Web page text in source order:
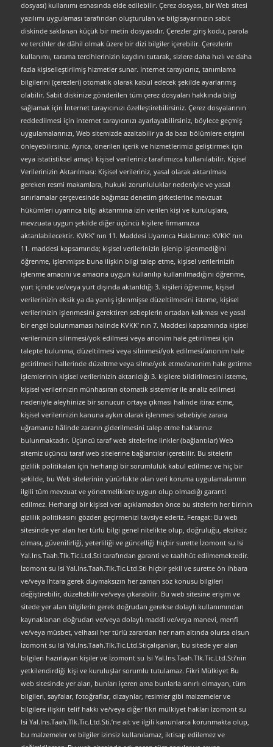
dosyası) kullanımı esnasında elde edilebilir. Çerez dosyası, bir Web sitesi
yazılımı uygulaması tarafından oluşturulan ve bilgisayarınızın sabit
diskinde saklanan küçük bir metin dosyasıdır. Çerezler giriş kodu, parola
ve tercihler de dâhil olmak üzere bir dizi bilgiler içerebilir. Çerezlerin
kullanımı, tarama tercihlerinizin kaydını tutarak, sizlere daha hızlı ve daha
fazla kişiselleştirilmiş hizmetler sunar. İnternet tarayıcınız, tanımlama
bilgilerini (çerezleri) otomatik olarak kabul edecek şekilde ayarlanmış
olabilir. Sabit diskinize gönderilen tüm çerez dosyaları hakkında bilgi
sağlamak için İnternet tarayıcınızı özelleştirebilirsiniz. Çerez dosyalarının
reddedilmesi için internet tarayıcınızı ayarlayabilirsiniz, böylece geçmiş
uygulamalarınızı, Web sitemizde azaltabilir ya da bazı bölümlere erişimi
önleyebilirsiniz. Ayrıca, önerilen içerik ve hizmetlerimizi geliştirmek için
veya istatistiksel amaçlı kişisel verileriniz tarafımızca kullanılabilir. Kişisel
Verilerinizin Aktarılması: Kişisel verileriniz, yasal olarak aktarılması
gereken resmi makamlara, hukuki zorunluluklar nedeniyle ve yasal
sınırlamalar çerçevesinde bağımsız denetim şirketlerine mevzuat
hükümleri uyarınca bilgi aktarımına izin verilen kişi ve kuruluşlara,
mevzuata uygun şekilde diğer üçüncü kişilere firmamızca
aktarılabilecektir. KVKK’ nın 11. Maddesi Uyarınca Haklarınız: KVKK’ nın
11. maddesi kapsamında; kişisel verilerinizin işlenip işlenmediğini
öğrenme, işlenmişse buna ilişkin bilgi talep etme, kişisel verilerinizin
işlenme amacını ve amacına uygun kullanılıp kullanılmadığını öğrenme,
yurt içinde ve/veya yurt dışında aktarıldığı 3. kişileri öğrenme, kişisel
verilerinizin eksik ya da yanlış işlenmişse düzeltilmesini isteme, kişisel
verilerinizin işlenmesini gerektiren sebeplerin ortadan kalkması ve yasal
bir engel bulunmaması halinde KVKK’ nın 7. Maddesi kapsamında kişisel
verilerinizin silinmesi/yok edilmesi veya anonim hale getirilmesi için
talepte bulunma, düzeltilmesi veya silinmesi/yok edilmesi/anonim hale
getirilmesi hallerinde düzeltme veya silme/yok etme/anonim hale getirme
işlemlerinin kişisel verilerinizin aktarıldığı 3. kişilere bildirilmesini isteme,
kişisel verilerinizin münhasıran otomatik sistemler ile analiz edilmesi
nedeniyle aleyhinize bir sonucun ortaya çıkması halinde itiraz etme,
kişisel verilerinizin kanuna aykırı olarak işlenmesi sebebiyle zarara
uğramanız hâlinde zararın giderilmesini talep etme haklarınız
bulunmaktadır. Üçüncü taraf web sitelerine linkler (bağlantılar) Web
sitemiz üçüncü taraf web sitelerine bağlantılar içerebilir. Bu sitelerin
gizlilik politikaları için herhangi bir sorumluluk kabul edilmez ve hiç bir
şekilde, bu Web sitelerinin yürürlükte olan veri koruma uygulamalarının
ilgili tüm mevzuat ve yönetmeliklere uygun olup olmadığı garanti
edilmez. Herhangi bir kişisel veri açıklamadan önce bu sitelerin her birinin
gizlilik politikasını gözden geçirmenizi tavsiye ederiz. Feragat: Bu web
sitesinde yer alan her türlü bilgi genel nitelikte olup, doğruluğu, eksiksiz
olması, güvenilirliği, yeterliliği ve güncelliği hiçbir surette İzomont su Isi
Yal.Ins.Taah.Tlk.Tic.Ltd.Sti tarafından garanti ve taahhüt edilmemektedir.
İzomont su Isi Yal.Ins.Taah.Tlk.Tic.Ltd.Sti hiçbir şekil ve surette ön ihbara
ve/veya ihtara gerek duymaksızın her zaman söz konusu bilgileri
değiştirebilir, düzeltebilir ve/veya çıkarabilir. Bu web sitesine erişim ve
sitede yer alan bilgilerin gerek doğrudan gerekse dolaylı kullanımından
kaynaklanan doğrudan ve/veya dolaylı maddi ve/veya manevi, menfi
ve/veya müsbet, velhasıl her türlü zarardan her nam altında olursa olsun
İzomont su Isi Yal.Ins.Taah.Tlk.Tic.Ltd.Stiçalışanları, bu sitede yer alan
bilgileri hazırlayan kişiler ve İzomont su Isi Yal.Ins.Taah.Tlk.Tic.Ltd.Sti’nin
yetkilendirdiği kişi ve kuruluşlar sorumlu tutulamaz. Fikri Mülkiyet Bu
web sitesinde yer alan, bunları içeren ama bunlarla sınırlı olmayan, tüm
bilgileri, sayfalar, fotoğraflar, dizaynlar, resimler gibi malzemeler ve
bilgilere ilişkin telif hakkı ve/veya diğer fikri mülkiyet hakları İzomont su
Isi Yal.Ins.Taah.Tlk.Tic.Ltd.Sti.’ne ait ve ilgili kanunlarca korunmakta olup,
bu malzemeler ve bilgiler izinsiz kullanılamaz, iktisap edilemez ve